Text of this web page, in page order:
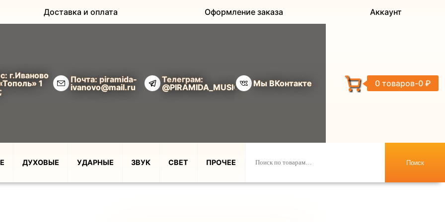
Доставка и оплата Оформление заказа Аккаунт
г.Иваново
1
Почта: piramida-
ivanovo@mail.ru
Телеграм:
@PIRAMIDA_MUSIC
Мы ВКонтакте 0 товаров 0 ₽
ДУХОВЫЕ УДАРНЫЕ ЗВУК СВЕТ ПРОЧЕЕ Поиск